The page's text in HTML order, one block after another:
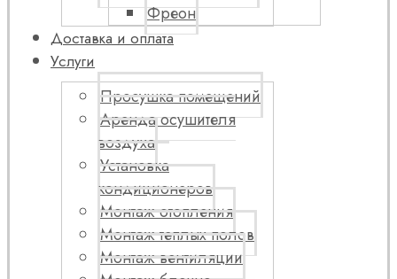
Фреон
Доставка и оплата
Услуги
Просушка помещений
Аренда осушителя
воздуха
Установка
кондиционеров
Монтаж отопления
Монтаж теплых полов
Монтаж вентиляции